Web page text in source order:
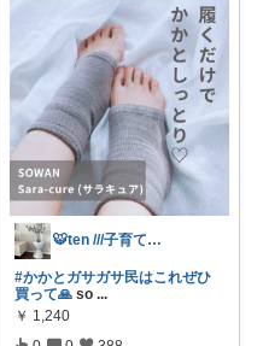
🐯ten ///子育て暮らしの愛用品
#かかとガサガサ民はこれぜひ
買って🙏 so ...
￥ 1,240